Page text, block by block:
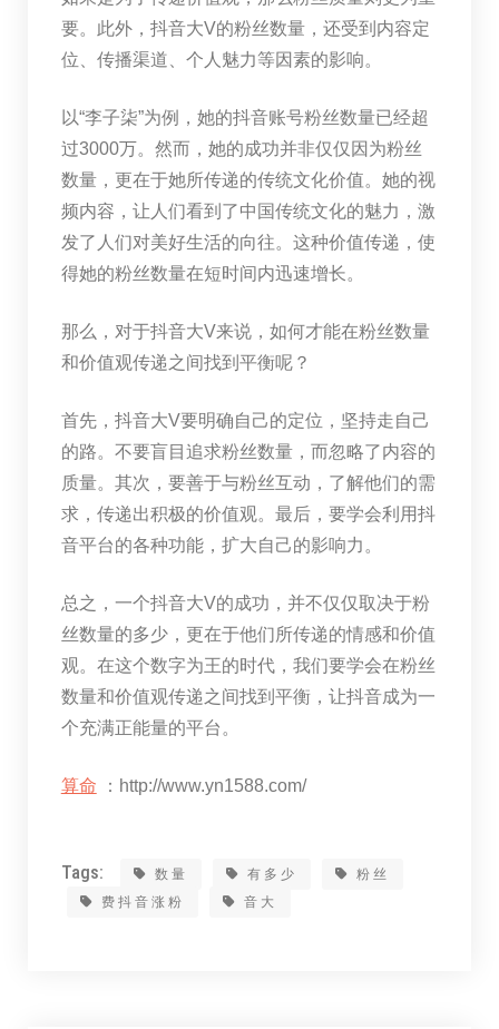
要。此外，抖音大V的粉丝数量，还受到内容定
位、传播渠道、个人魅力等因素的影响。
以“李子柒”为例，她的抖音账号粉丝数量已经超
过3000万。然而，她的成功并非仅仅因为粉丝
数量，更在于她所传递的传统文化价值。她的视
频内容，让人们看到了中国传统文化的魅力，激
发了人们对美好生活的向往。这种价值传递，使
得她的粉丝数量在短时间内迅速增长。
那么，对于抖音大V来说，如何才能在粉丝数量
和价值观传递之间找到平衡呢？
首先，抖音大V要明确自己的定位，坚持走自己
的路。不要盲目追求粉丝数量，而忽略了内容的
质量。其次，要善于与粉丝互动，了解他们的需
求，传递出积极的价值观。最后，要学会利用抖
音平台的各种功能，扩大自己的影响力。
总之，一个抖音大V的成功，并不仅仅取决于粉
丝数量的多少，更在于他们所传递的情感和价值
观。在这个数字为王的时代，我们要学会在粉丝
数量和价值观传递之间找到平衡，让抖音成为一
个充满正能量的平台。
算命 ：http://www.yn1588.com/
Tags: 数量 有多少
粉丝
费抖音涨粉
音大